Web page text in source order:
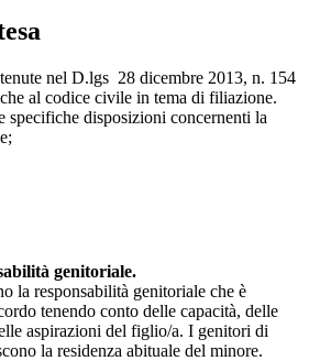
nel D.lgs 28 dicembre 2013, n. 154
al codice civile in tema di filiazione.
specifiche disposizioni concernenti la
genitoriale.
la responsabilità genitoriale che è
tenendo conto delle capacità, delle
aspirazioni del figlio/a. I genitori di
la residenza abituale del minore.